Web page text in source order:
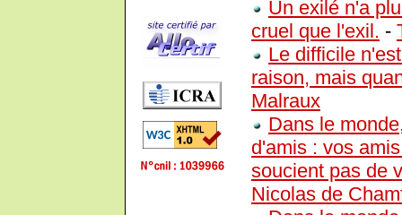
Un exilé n'a
cruel que l'exil. -
Le difficile
raison, mais
Malraux
Dans le
d'amis : vos
soucient pas de
Nicolas de